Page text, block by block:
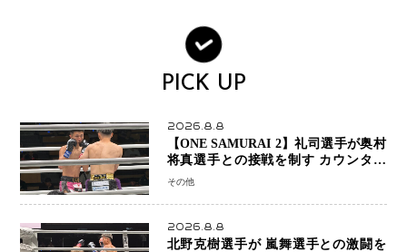
PICK UP
2026.8.8
【ONE SAMURAI 2】礼司選手が奥村
将真選手との接戦を制す カウンター
と正確な打撃で判定勝利
その他
2026.8.8
北野克樹選手が 嵐舞選手との激闘を